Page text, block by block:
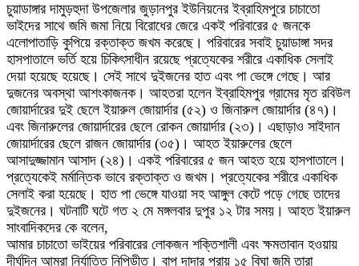
চুয়াডাঙ্গার দামুড়হুদা উপজেলার জুড়ানপুর ইউনিয়নের ইব্রাহিমপুরে চাচাতো
ভাইদের সাথে জমি জমা নিয়ে বিরোধের জেরে একই পরিবারের ৫ জনকে
এলোপাতাড়ি কুপিয়ে রক্তাক্ত জখম করেছে। পরিবারের সবাই চুয়াডাঙ্গা সদর
হাসপাতালে ভর্তি হয়ে চিকিৎসাধীন রয়েছে প্রত্যেকের শরীরে একাধিক সেলাই
দেয়া হয়েছে হয়েছে। সেই সাথে দুইজনের হাত এবং পা ভেঙ্গে গেছে। আর
দুজনের অবস্থা আশংকাজনক। আহতরা হলেন ইব্রাহিমপুর গ্রামের মৃত রবিউল
জোয়ার্দারের দুই ছেলে ইয়ারুল জোয়ার্দার (৫২) ও জিনারুল জোয়ার্দার (৪৭)।
এবং জিনারুলের জোয়ার্দারের ছেলে রোকন জোয়ার্দার (২৩)। এছাড়াও সাইদান
জোয়ার্দারের ছেলে রাজন জোয়ার্দার (৩৫)। আহত ইয়ারুলের ছেলে
আসাদুজ্জামান আসাদ (২৪)। একই পরিবারের ৫ জন আহত হয়ে হাসপাতালে।
প্রত্যেকেই মর্মান্তিক ভাবে রক্তাক্ত ও জখম। প্রত্যেকের শরীরে একাধিক
সেলাই করা হয়েছে। হাত পা ভেঙ্গে যাওয়া সহ আঙ্গুল কেটে পড়ে গেছে তাদের
দুইজনের। ঘটনাটি ঘটে গত ২ মে মঙ্গলবার দুপুর ১২ টার সময়। আহত ইয়ারুল
সাংবাদিকদের কে বলেন,
আমার চাচাতো ভাইয়ের পরিবারের লোকজন শক্তিশালী এবং ক্ষমতাবান হওয়ায়
দীর্ঘদিন আমরা নির্যাতিত নিপিড়ীত। বাপ দাদার প্রায় ১৫ বিঘা জমি তারা